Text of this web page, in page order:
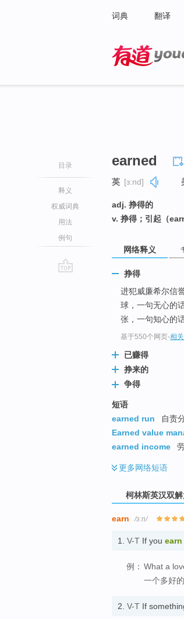
词典 翻译
目录
释义
权威词典
用法
例句
earned
英 [ɜ:nd]
adj. 挣得的
v. 挣得；引起（
网络释义
挣得
进犯威廉希尔信
球，一句无心的
张，一句知心的
基于550个网页-相
已赚得
挣来的
争得
短语
earned run
自责
Earned value
earned income
更多网络短语
柯林斯英汉双
earn /ɜːn/
1. V-T If you earn
例： What a
一个多好
2. V-T If